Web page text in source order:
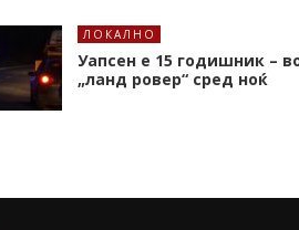
ЛОКАЛНО
Уапсен е 15 годишник –
„ланд ровер“ сред ноќ